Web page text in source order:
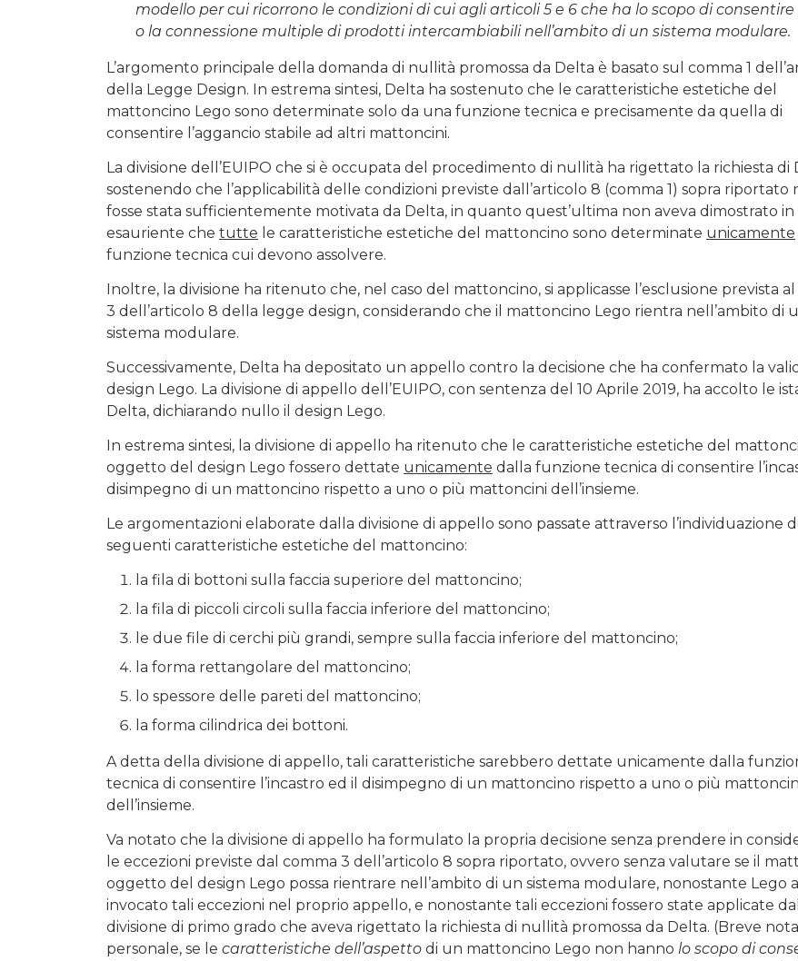
modello per cui ricorrono le condizioni di cui agli articoli 5 e 6 che ha lo scopo di consentire
o la connessione multiple di prodotti intercambiabili nell’ambito di un sistema modulare.
L’argomento principale della domanda di nullità promossa da Delta è basato sul comma 1
della Legge Design. In estrema sintesi, Delta ha sostenuto che le caratteristiche estetiche del
mattoncino Lego sono determinate solo da una funzione tecnica e precisamente da quella di
consentire l’aggancio stabile ad altri mattoncini.
La divisione dell’EUIPO che si è occupata del procedimento di nullità ha rigettato la richiesta di
sostenendo che l’applicabilità delle condizioni previste dall’articolo 8 (comma 1) sopra riportato
fosse stata sufficientemente motivata da Delta, in quanto quest’ultima non aveva dimostrato in
esauriente che tutte le caratteristiche estetiche del mattoncino sono determinate unicamente
funzione tecnica cui devono assolvere.
Inoltre, la divisione ha ritenuto che, nel caso del mattoncino, si applicasse l’esclusione prevista
3 dell’articolo 8 della legge design, considerando che il mattoncino Lego rientra nell’ambito di
sistema modulare.
Successivamente, Delta ha depositato un appello contro la decisione che ha confermato la
design Lego. La divisione di appello dell’EUIPO, con sentenza del 10 Aprile 2019, ha accolto le
Delta, dichiarando nullo il design Lego.
In estrema sintesi, la divisione di appello ha ritenuto che le caratteristiche estetiche del
oggetto del design Lego fossero dettate unicamente dalla funzione tecnica di consentire
disimpegno di un mattoncino rispetto a uno o più mattoncini dell’insieme.
Le argomentazioni elaborate dalla divisione di appello sono passate attraverso l’individuazione
seguenti caratteristiche estetiche del mattoncino:
la fila di bottoni sulla faccia superiore del mattoncino;
la fila di piccoli circoli sulla faccia inferiore del mattoncino;
le due file di cerchi più grandi, sempre sulla faccia inferiore del mattoncino;
la forma rettangolare del mattoncino;
lo spessore delle pareti del mattoncino;
la forma cilindrica dei bottoni.
A detta della divisione di appello, tali caratteristiche sarebbero dettate unicamente dalla
tecnica di consentire l’incastro ed il disimpegno di un mattoncino rispetto a uno o più
dell’insieme.
Va notato che la divisione di appello ha formulato la propria decisione senza prendere in
le eccezioni previste dal comma 3 dell’articolo 8 sopra riportato, ovvero senza valutare se il
oggetto del design Lego possa rientrare nell’ambito di un sistema modulare, nonostante Lego
invocato tali eccezioni nel proprio appello, e nonostante tali eccezioni fossero state applicate
divisione di primo grado che aveva rigettato la richiesta di nullità promossa da Delta. (Breve nota
personale, se le caratteristiche dell’aspetto di un mattoncino Lego non hanno lo scopo di